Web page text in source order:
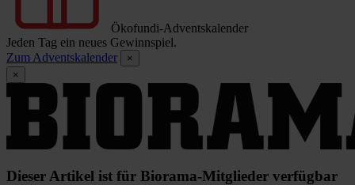
Ökofundi-Adventskalender
Jeden Tag ein neues Gewinnspiel.
Zum Adventskalender
×
×
Dieser Artikel ist für Biorama-Mitglieder verfügbar